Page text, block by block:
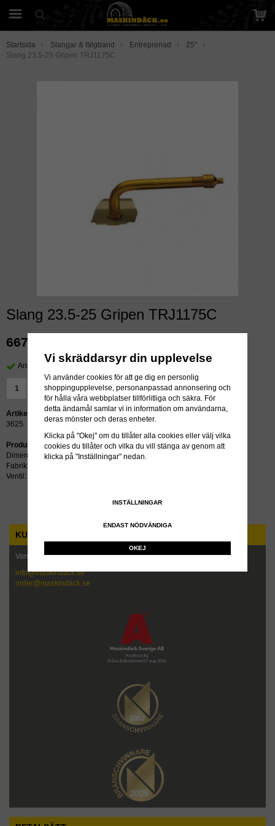
Startsida Slangar & fälgband Entreprenad
25"
Slang 23.5-25 Gripen TRJ1175C
Slang 23.5-25 Gripen TRJ1175C
667 kr
Antal i lager: >24 st
LÄGG I VARUKORG »
Artikelnummer:
3625
Produktbeskrivning:
Dimension: 23.5-25
Fabrikat: Gripen
Ventil: TRJ1175C
KUNDTJÄNST
Varmt välkommen att kontakta oss!
info@maskindack.se
order@maskindack.se
Vi skräddarsyr din upplevelse
Vi använder cookies för att ge dig en personlig
shoppingupplevelse, personanpassad annonsering och
för hålla våra webbplatser tillförlitliga och säkra. För
detta ändamål samlar vi in information om användarna,
deras mönster och deras enheter.
Klicka på "Okej" om du tillåter alla cookies eller välj vilka
cookies du tillåter och vilka du vill stänga av genom att
klicka på "Inställningar" nedan.
INSTÄLLNINGAR
ENDAST NÖDVÄNDIGA
OKEJ